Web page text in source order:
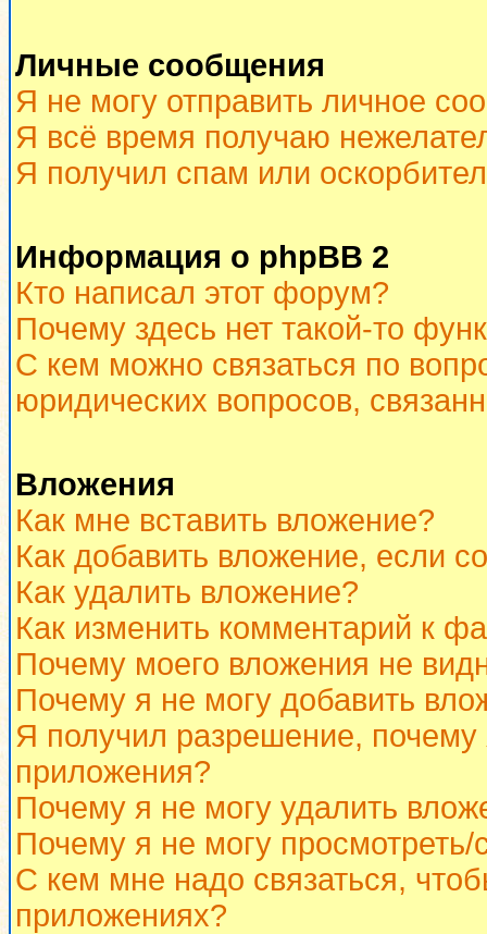
Личные сообщения
Я не могу отправить личное
Я всё время получаю
Я получил спам или
Информация о phpBB 2
Кто написал этот форум?
Почему здесь нет такой-то
С кем можно связаться по
юридических вопросов,
Вложения
Как мне вставить вложение?
Как добавить вложение, если
Как удалить вложение?
Как изменить комментарий к
Почему моего вложения не
Почему я не могу добавить
Я получил разрешение,
приложения?
Почему я не могу удалить
Почему я не могу просмотреть/
С кем мне надо связаться,
приложениях?